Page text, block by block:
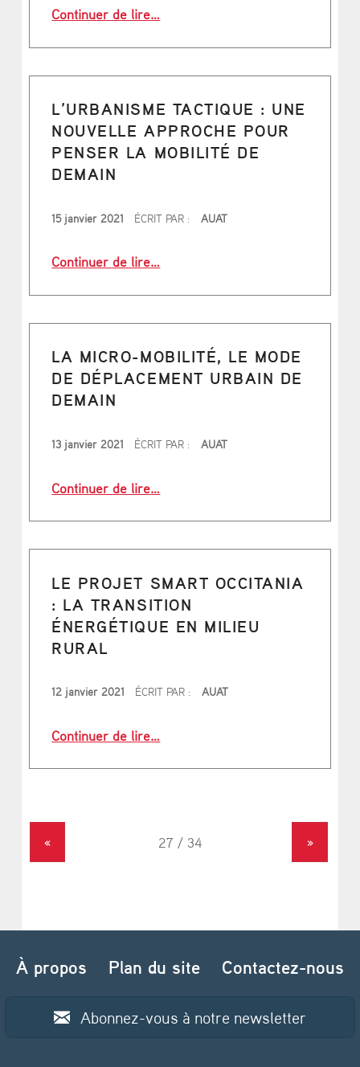
Continuer de lire…
L’URBANISME TACTIQUE : UNE
NOUVELLE APPROCHE POUR
PENSER LA MOBILITÉ DE
DEMAIN
15 janvier 2021 ÉCRIT PAR : AUAT
Continuer de lire…
LA MICRO-MOBILITÉ, LE MODE
DE DÉPLACEMENT URBAIN DE
DEMAIN
13 janvier 2021 ÉCRIT PAR : AUAT
Continuer de lire…
LE PROJET SMART OCCITANIA
: LA TRANSITION
ÉNERGÉTIQUE EN MILIEU
RURAL
12 janvier 2021 ÉCRIT PAR : AUAT
Continuer de lire…
« »
À propos Plan du site Contactez-nous
Abonnez-vous à notre newsletter